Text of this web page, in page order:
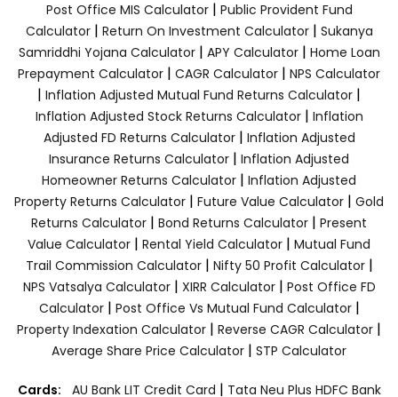
Post Office MIS Calculator| Public Provident Fund
Calculator| Return On Investment Calculator| Sukanya
Samriddhi Yojana Calculator| APY Calculator| Home Loan
Prepayment Calculator | CAGR Calculator | NPS Calculator
| Inflation Adjusted Mutual Fund Returns Calculator |
Inflation Adjusted Stock Returns Calculator| Inflation
Adjusted FD Returns Calculator| Inflation Adjusted
Insurance Returns Calculator | Inflation Adjusted
Homeowner Returns Calculator | Inflation Adjusted
Property Returns Calculator | Future Value Calculator | Gold
Returns Calculator | Bond Returns Calculator | Present
Value Calculator | Rental Yield Calculator | Mutual Fund
Trail Commission Calculator| Nifty 50 Profit Calculator|
NPS Vatsalya Calculator| XIRR Calculator| Post Office FD
Calculator| Post Office Vs Mutual Fund Calculator|
Property Indexation Calculator | Reverse CAGR Calculator |
Average Share Price Calculator | STP Calculator
Cards: AU Bank LIT Credit Card | Tata Neu Plus HDFC Bank